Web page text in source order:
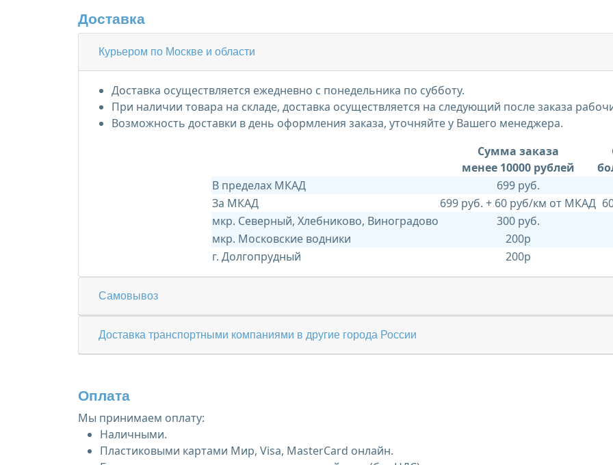
Доставка
Курьером по Москве и области
Доставка осуществляется ежедневно с понедельника по субботу.
При наличии товара на складе, доставка осуществляется на следующий после заказа
Возможность доставки в день оформления заказа, уточняйте у Вашего менеджера.
Сумма заказа
менее 10000 рублей
В пределах МКАД
699 руб.
За МКАД
699 руб. + 60 руб/км от МКАД
мкр. Северный, Хлебниково, Виноградово
300 руб.
мкр. Московские водники
200р
г. Долгопрудный
200р
Самовывоз
Доставка транспортными компаниями в другие города России
Оплата
Мы принимаем оплату:
Наличными.
Пластиковыми картами Мир, Visa, MasterCard онлайн.